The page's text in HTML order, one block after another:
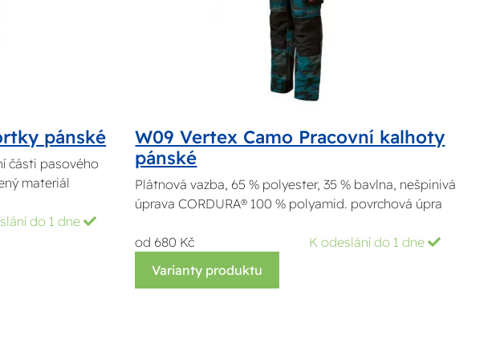
pánské
části pasového
materiál
do 1 dne
W09 Vertex Camo Pracovní kalhoty
pánské
Plátnová vazba, 65 % polyester, 35 % bavlna, nešpinivá
úprava CORDURA® 100 % polyamid. povrchová úpra
od 680 Kč
K odeslání do 1 dne
Varianty produktu